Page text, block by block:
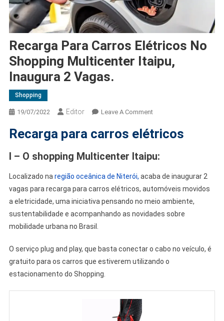
Recarga Para Carros Elétricos No
Shopping Multicenter Itaipu,
Inaugura 2 Vagas.
Shopping
19/07/2022 Editor Leave A Comment
Recarga para carros elétricos
I – O shopping Multicenter Itaipu:
Localizado na região oceânica de Niterói, acaba de inaugurar 2
vagas para recarga para carros elétricos, automóveis movidos
a eletricidade, uma iniciativa pensando no meio ambiente,
sustentabilidade e acompanhando as novidades sobre
mobilidade urbana no Brasil.
O serviço plug and play, que basta conectar o cabo no veículo, é
gratuito para os carros que estiverem utilizando o
estacionamento do Shopping.